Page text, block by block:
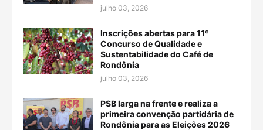
julho 03, 2026
Inscrições abertas para 11º
Concurso de Qualidade e
Sustentabilidade do Café de
Rondônia
julho 03, 2026
PSB larga na frente e realiza a
primeira convenção partidária de
Rondônia para as Eleições 2026